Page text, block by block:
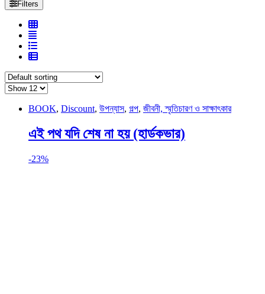
Filters
BOOK, Discount, উপন্যাস, গল্প, জীবনী, স্মৃতিচারণ ও সাক্ষাৎকার
এই পথ যদি শেষ না হয় (হার্ডকভার)
-23%